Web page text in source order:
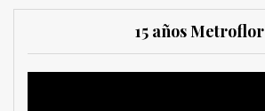
15 años Metroflor